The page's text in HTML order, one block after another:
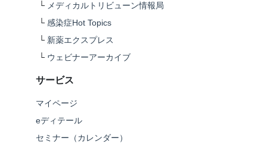
└ メディカルトリビューン情報局
└ 感染症Hot Topics
└ 新薬エクスプレス
└ ウェビナーアーカイブ
サービス
マイページ
eディテール
セミナー（カレンダー）